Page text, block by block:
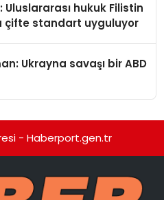
Uluslararası hukuk Filistin
çifte standart uyguluyor
Ukrayna savaşı bir ABD
- Haberport.gen.tr